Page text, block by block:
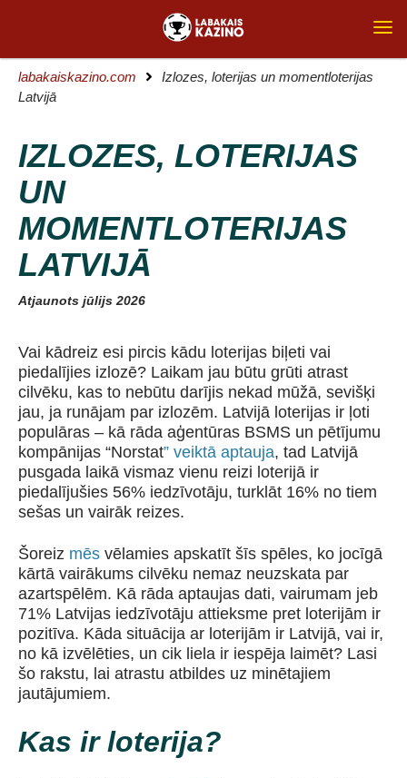
labakaiskazino.com
Izlozes, loterijas un momentloterijas
Latvijā
IZLOZES, LOTERIJAS
UN
MOMENTLOTERIJAS
LATVIJĀ
Atjaunots jūlijs 2026
Vai kādreiz esi pircis kādu loterijas biļeti vai
piedalījies izlozē? Laikam jau būtu grūti atrast
cilvēku, kas to nebūtu darījis nekad mūžā, sevišķi
jau, ja runājam par izlozēm. Latvijā loterijas ir ļoti
populāras – kā rāda aģentūras BSMS un pētījumu
kompānijas “Norstat” veiktā aptauja, tad Latvijā
pusgada laikā vismaz vienu reizi loterijā ir
piedalījušies 56% iedzīvotāju, turklāt 16% no tiem
sešas un vairāk reizes.
Šoreiz mēs vēlamies apskatīt šīs spēles, ko jocīgā
kārtā vairākums cilvēku nemaz neuzskata par
azartspēlēm. Kā rāda aptaujas dati, vairumam jeb
71% Latvijas iedzīvotāju attieksme pret loterijām ir
pozitīva. Kāda situācija ar loterijām ir Latvijā, vai ir,
no kā izvēlēties, un cik liela ir iespēja laimēt? Lasi
šo rakstu, lai atrastu atbildes uz minētajiem
jautājumiem.
Kas ir loterija?